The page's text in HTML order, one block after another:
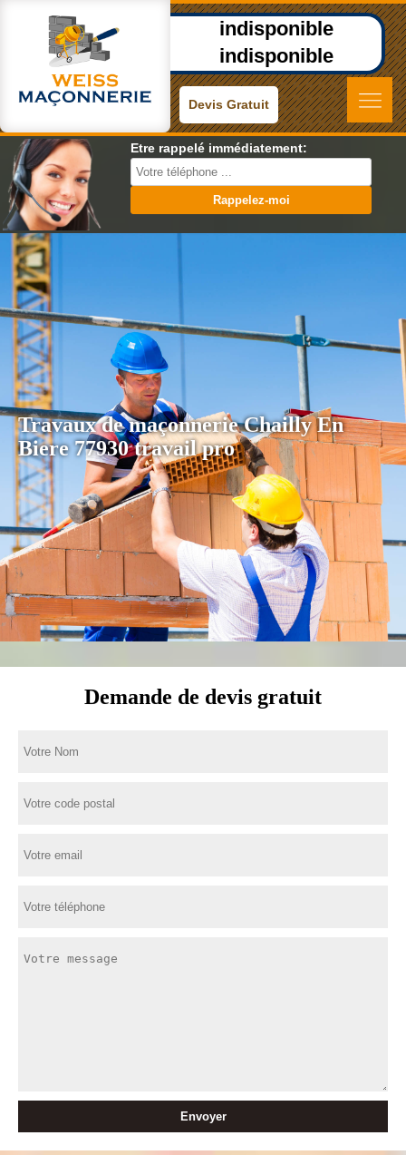
indisponible
indisponible
Devis Gratuit
Etre rappelé immédiatement:
Travaux de maçonnerie Chailly En
Biere 77930 travail pro
Demande de devis gratuit